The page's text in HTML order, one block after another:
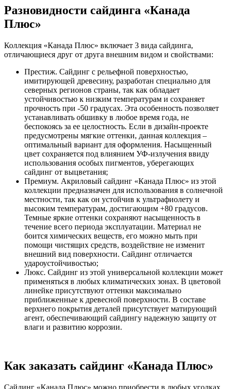
Разновидности сайдинга «Канада
Плюс»
Коллекция «Канада Плюс» включает 3 вида сайдинга,
отличающиеся друг от друга внешним видом и свойствами:
Престиж. Сайдинг с рельефной поверхностью,
имитирующей древесину, разработан специально для
северных регионов страны, так как обладает
устойчивостью к низким температурам и сохраняет
прочность при -50 градусах. Эта особенность позволяет
устанавливать обшивку в любое время года, не
беспокоясь за ее целостность. Если в дизайн-проекте
предусмотрены мягкие оттенки, данная коллекция –
оптимальный вариант для оформления. Насыщенный
цвет сохраняется под влиянием УФ-излучения ввиду
использования особых пигментов, уберегающих
сайдинг от выцветания;
Премиум. Акриловый сайдинг «Канада Плюс» из этой
коллекции предназначен для использования в солнечной
местности, так как он устойчив к ультрафиолету и
высоким температурам, достигающим +80 градусов.
Темные яркие оттенки сохраняют насыщенность в
течение всего периода эксплуатации. Материал не
боится химических веществ, его можно мыть при
помощи чистящих средств, воздействие не изменит
внешний вид поверхности. Сайдинг отличается
удароустойчивостью;
Люкс. Сайдинг из этой универсальной коллекции может
применяться в любых климатических зонах. В цветовой
линейке присутствуют оттенки максимально
приближенные к древесной поверхности. В составе
верхнего покрытия деталей присутствует матирующий
агент, обеспечивающий сайдингу надежную защиту от
влаги и развитию коррозии.
Как заказать сайдинг «Канада Плюс»
Сайдинг «Канада Плюс» можно приобрести в любых уголках